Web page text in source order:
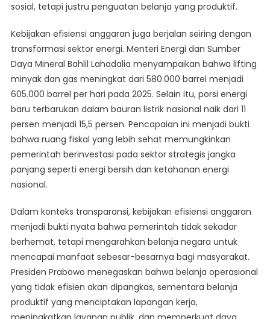
sosial, tetapi justru penguatan belanja yang produktif.
Kebijakan efisiensi anggaran juga berjalan seiring dengan
transformasi sektor energi. Menteri Energi dan Sumber
Daya Mineral Bahlil Lahadalia menyampaikan bahwa lifting
minyak dan gas meningkat dari 580.000 barrel menjadi
605.000 barrel per hari pada 2025. Selain itu, porsi energi
baru terbarukan dalam bauran listrik nasional naik dari 11
persen menjadi 15,5 persen. Pencapaian ini menjadi bukti
bahwa ruang fiskal yang lebih sehat memungkinkan
pemerintah berinvestasi pada sektor strategis jangka
panjang seperti energi bersih dan ketahanan energi
nasional.
Dalam konteks transparansi, kebijakan efisiensi anggaran
menjadi bukti nyata bahwa pemerintah tidak sekadar
berhemat, tetapi mengarahkan belanja negara untuk
mencapai manfaat sebesar-besarnya bagi masyarakat.
Presiden Prabowo menegaskan bahwa belanja operasional
yang tidak efisien akan dipangkas, sementara belanja
produktif yang menciptakan lapangan kerja,